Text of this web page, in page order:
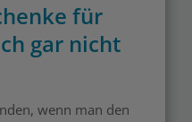
für
gar nicht
wenn man den